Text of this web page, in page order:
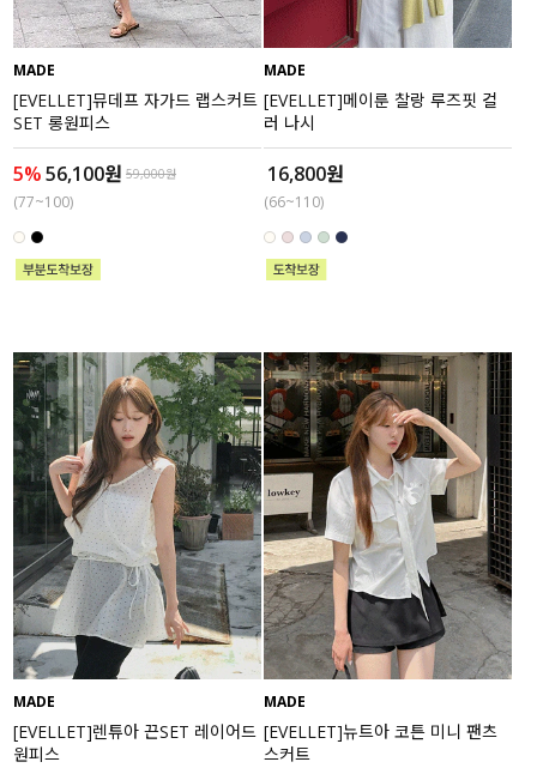
MADE
[EVELLET]뮤데프 자가드 랩스커트
SET 롱원피스
5%56,100원 59,000원
(77~100)
MADE
[EVELLET]메이룬 찰랑 루즈핏 컬
러 나시
16,800원
(66~110)
MADE
[EVELLET]렌튜아 끈SET 레이어드
원피스
MADE
[EVELLET]뉴트아 코튼 미니 팬츠
스커트